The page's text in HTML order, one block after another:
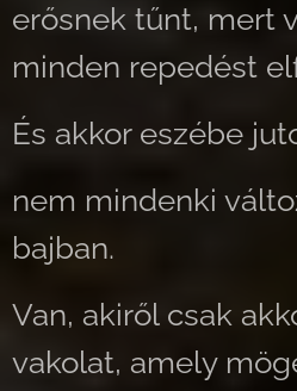
erősnek tűnt, mert
minden repedést
És akkor eszébe
nem mindenki
bajban.
Van, akiről csak
vakolat, amely